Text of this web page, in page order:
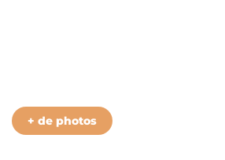
+ de photos